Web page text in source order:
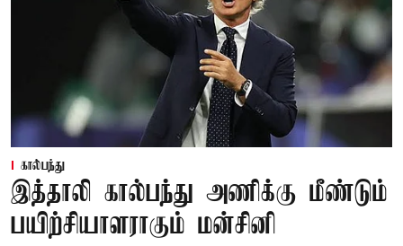
கால்பந்து
இத்தாலி கால்பந்து அணிக்கு மீண்டும்
பயிற்சியாளராகும் மன்சினி